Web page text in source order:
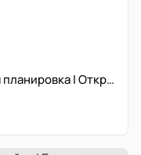
Просторные 3 спальни | Светлая планировка | Открытый вид